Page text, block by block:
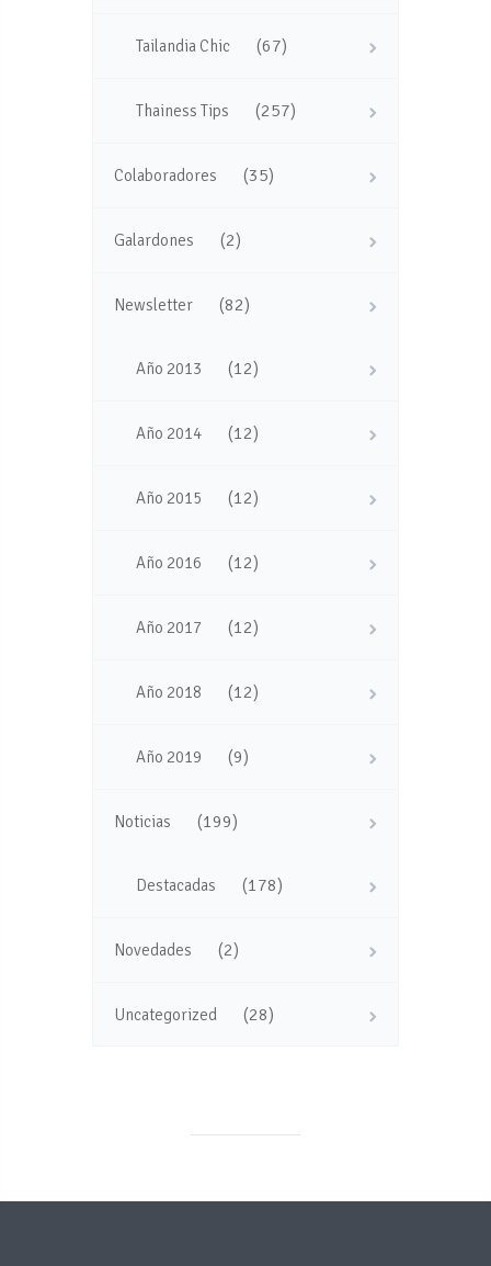
Tailandia Chic (67)
Thainess Tips (257)
Colaboradores (35)
Galardones (2)
Newsletter (82)
Año 2013 (12)
Año 2014 (12)
Año 2015 (12)
Año 2016 (12)
Año 2017 (12)
Año 2018 (12)
Año 2019 (9)
Noticias (199)
Destacadas (178)
Novedades (2)
Uncategorized (28)